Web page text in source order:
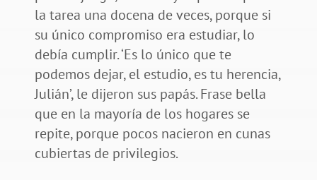
la tarea una docena de veces, porque si
su único compromiso era estudiar, lo
debía cumplir. ‘Es lo único que te
podemos dejar, el estudio, es tu herencia,
Julián’, le dijeron sus papás. Frase bella
que en la mayoría de los hogares se
repite, porque pocos nacieron en cunas
cubiertas de privilegios.